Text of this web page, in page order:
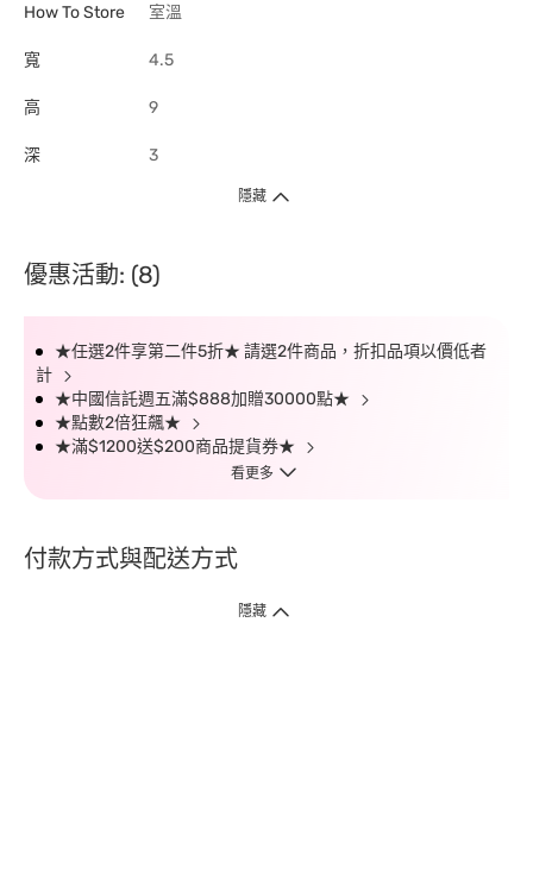
How To Store 室溫
寬 4.5
高 9
深 3
隱藏
優惠活動: (8)
★任選2件享第二件5折★ 請選2件商品，折扣品項以價低者
計
★中國信託週五滿$888加贈30000點★
★點數2倍狂飆★
★滿$1200送$200商品提貨券★
看更多
付款方式與配送方式
隱藏